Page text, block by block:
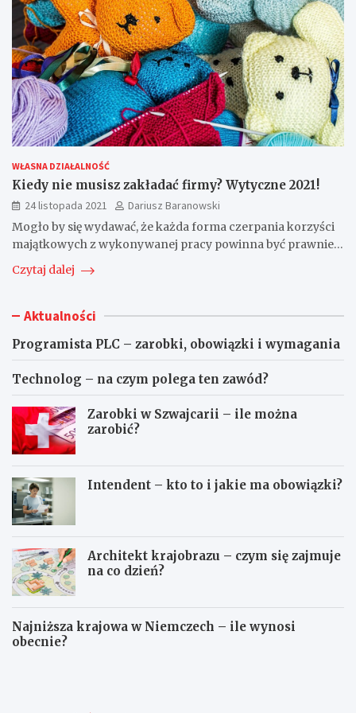
WŁASNA DZIAŁALNOŚĆ
Kiedy nie musisz zakładać firmy? Wytyczne 2021!
24 listopada 2021
Dariusz Baranowski
Mogło by się wydawać, że każda forma czerpania korzyści
majątkowych z wykonywanej pracy powinna być prawnie…
Czytaj dalej
Aktualności
Programista PLC – zarobki, obowiązki i wymagania
Technolog – na czym polega ten zawód?
Zarobki w Szwajcarii – ile można
zarobić?
Intendent – kto to i jakie ma obowiązki?
Architekt krajobrazu – czym się zajmuje
na co dzień?
Najniższa krajowa w Niemczech – ile wynosi
obecnie?
P
T